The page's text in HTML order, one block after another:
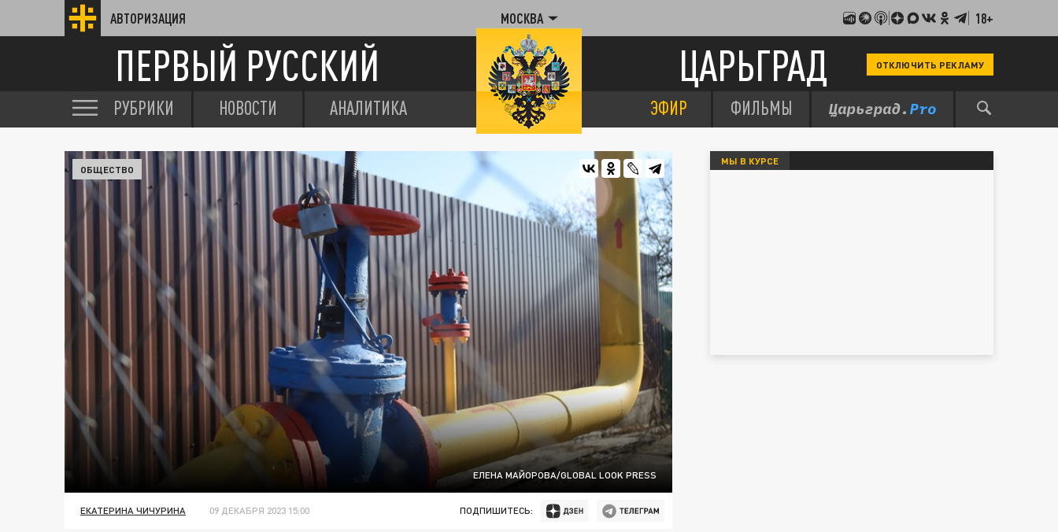
АВТОРИЗАЦИЯ МОСКВА 18+
ПЕРВЫЙ РУССКИЙ ЦАРЬГРАД ОТКЛЮЧИТЬ РЕКЛАМУ
РУБРИКИ НОВОСТИ АНАЛИТИКА ЭФИР ФИЛЬМЫ
ЕЛЕНА МАЙОРОВА/GLOBAL LOOK PRESS
ОБЩЕСТВО
ЕКАТЕРИНА ЧИЧУРИНА 09 ДЕКАБРЯ 2023 15:00 ПОДПИШИТЕСЬ:
МЫ В КУРСЕ